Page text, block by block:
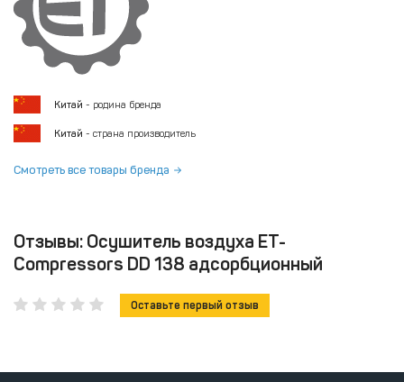
Китай - родина бренда
Китай - страна производитель
Смотреть все товары бренда
Отзывы: Осушитель воздуха ET-
Compressors DD 138 адсорбционный
Оставьте первый отзыв